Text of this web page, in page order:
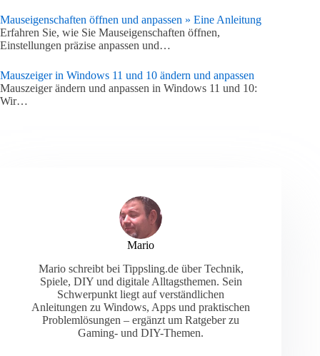
Mauseigenschaften öffnen und anpassen » Eine Anleitung
Erfahren Sie, wie Sie Mauseigenschaften öffnen,
Einstellungen präzise anpassen und…
Mauszeiger in Windows 11 und 10 ändern und anpassen
Mauszeiger ändern und anpassen in Windows 11 und 10:
Wir…
Mario
Mario schreibt bei Tippsling.de über Technik,
Spiele, DIY und digitale Alltagsthemen. Sein
Schwerpunkt liegt auf verständlichen
Anleitungen zu Windows, Apps und praktischen
Problemlösungen – ergänzt um Ratgeber zu
Gaming- und DIY-Themen.